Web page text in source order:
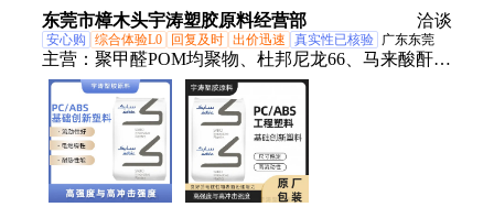
性能良好阻燃性
东莞市樟木头宇涛塑胶原料经营部 洽谈
安心购 综合体验L0 回复及时 出价迅速 真实性已核验 广东东莞
主营： 聚甲醛POM均聚物、杜邦尼龙66、马来酸酐接
枝PP、不透明PC、陶氏聚合物改性剂、PTFE微粉、
聚四氟乙烯乳液、汽车密封条TPV、ptw增韧剂、塞
拉尼斯TPV、东岳 ETFE、马来酸酐接枝、增强
POM、PVDC水性分散体、PPS喷涂粉、耐高温PA12
粉、改性PEEK粉末、矿物增强PA66、尼龙66颗粒、